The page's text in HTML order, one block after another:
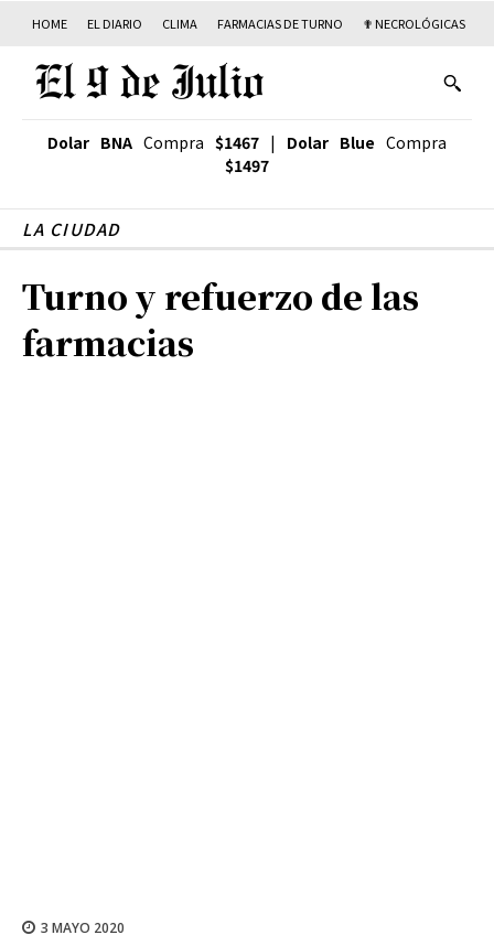
HOME EL DIARIO CLIMA FARMACIAS DE TURNO ✟ NECROLÓGICAS
Dolar BNA Compra $1467 | Dolar Blue Compra
$1497
LA CIUDAD
Turno y refuerzo de las
farmacias
3 MAYO 2020